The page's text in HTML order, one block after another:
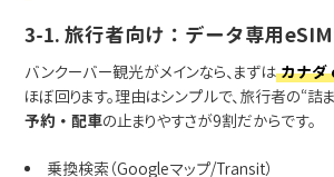
3-1. 旅行者向け：データ専用
バンクーバー観光がメインなら、まずは カナダ
ほぼ回ります。理由はシンプルで、旅行者の“詰
予約・配車の止まりやすさが9割だからです。
乗換検索（Googleマップ/Transit）